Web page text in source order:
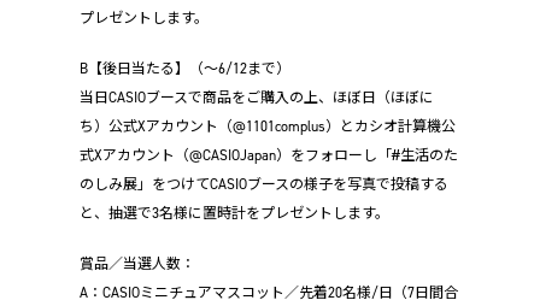
プレゼントします。
B【後日当たる】（～6/12まで）
当日CASIOブースで商品をご購入の上、ほぼ日（ほぼに
ち）公式Xアカウント（@1101complus）とカシオ計算機公
式Xアカウント（@CASIOJapan）をフォローし「#生活のた
のしみ展」をつけてCASIOブースの様子を写真で投稿する
と、抽選で3名様に置時計をプレゼントします。
賞品／当選人数：
A：CASIOミニチュアマスコット／先着20名様/日（7日間合